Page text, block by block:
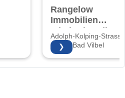
Rangelow
Immobilien
Inhaberin: Elke
Rangelow
Adolph-Kolping-
61118 Bad Vilbel
❯